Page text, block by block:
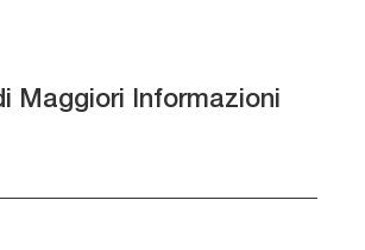
Maggiori Informazioni